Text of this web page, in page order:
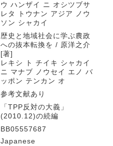
ウ ハンザイ ニ オシツブサ
レタ トウナン アジア ノウ
ソン シャカイ
歴史と地域社会に学ぶ農政
への抜本転換を / 原洋之介
[著]
レキシ ト チイキ シャカイ
ニ マナブ ノウセイ エノ バ
ッポン テンカン オ
参考文献あり
「TPP反対の大義」
(2010.12)の続編
BB05557687
Japanese